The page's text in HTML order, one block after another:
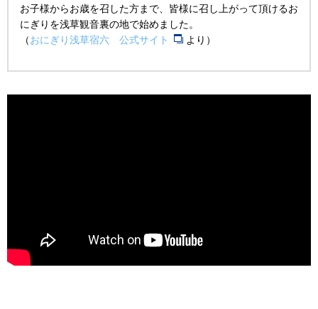
お子様からお歳を召した方まで、皆様に召し上がって頂けるお
にぎりを浅草観音裏の地で始めました。
（おにぎり浅草宿六 公式サイト より）